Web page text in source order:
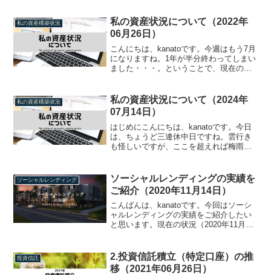
ます。資産構成（2023年11月18日時点）
現在の資産...
私の資産構築状況
私の資産状況について（2022年
06月26日）
こんにちは、kanatoです。今週はもう7月
になりますね。1年が半分終わってしまい
ました・・・。ということで、現在の資
在の資産構成はこのような状況です。
6000万...
私の資産構築状況
私の資産状況について（2024年
07月14日）
はじめにこんにちは、kanatoです。今日
は、ちょうど三連休中日ですね。雲行き
も怪しいですが、ここを超えれば梅雨が
上・・・という気もしますが・・・。と
いうことで、今回も...
ソーシャルレンディング
ソーシャルレンディングの実績を
ご紹介（2020年11月14日）
こんばんは、kanatoです。今回はソーシ
ャルレンディングの実績をご紹介したい
と思います。現在の状況（2020年11月14
軒めのオータムキャンペーンファンド
は...
投資信託
2.投資信託積立（特定口座）の推
移（2021年06月26日）